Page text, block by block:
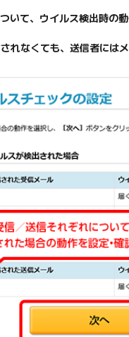
いて、ウイルス検出時の
れなくても、送信者には